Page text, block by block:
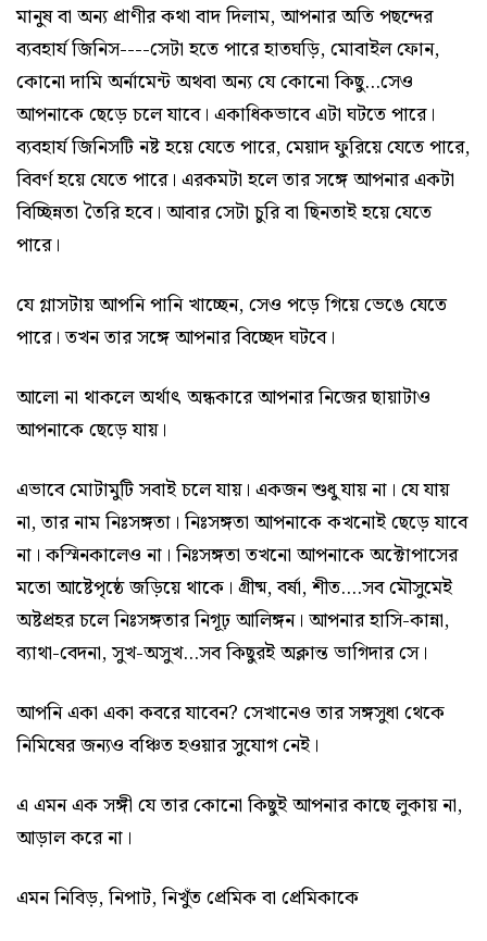
মানুষ বা অন্য প্রাণীর কথা বাদ দিলাম, আপনার অতি পছন্দের
ব্যবহার্য জিনিস----সেটা হতে পারে হাতঘড়ি, মোবাইল ফোন,
কোনো দামি অর্নামেন্ট অথবা অন্য যে কোনো কিছু...সেও
আপনাকে ছেড়ে চলে যাবে। একাধিকভাবে এটা ঘটতে পারে।
ব্যবহার্য জিনিসটি নষ্ট হয়ে যেতে পারে, মেয়াদ ফুরিয়ে যেতে পারে,
বিবর্ণ হয়ে যেতে পারে। এরকমটা হলে তার সঙ্গে আপনার একটা
বিচ্ছিন্নতা তৈরি হবে। আবার সেটা চুরি বা ছিনতাই হয়ে যেতে
পারে।
যে গ্লাসটায় আপনি পানি খাচ্ছেন, সেও পড়ে গিয়ে ভেঙে যেতে
পারে। তখন তার সঙ্গে আপনার বিচ্ছেদ ঘটবে।
আলো না থাকলে অর্থাৎ অন্ধকারে আপনার নিজের ছায়াটাও
আপনাকে ছেড়ে যায়।
এভাবে মোটামুটি সবাই চলে যায়। একজন শুধু যায় না। যে যায়
না, তার নাম নিঃসঙ্গতা। নিঃসঙ্গতা আপনাকে কখনোই ছেড়ে যাবে
না। কস্মিনকালেও না। নিঃসঙ্গতা তখনো আপনাকে অক্টোপাসের
মতো আষ্টেপৃষ্ঠে জড়িয়ে থাকে। গ্রীষ্ম, বর্ষা, শীত....সব মৌসুমেই
অষ্টপ্রহর চলে নিঃসঙ্গতার নিগূঢ় আলিঙ্গন। আপনার হাসি-কান্না,
ব্যাথা-বেদনা, সুখ-অসুখ...সব কিছুরই অক্লান্ত ভাগিদার সে।
আপনি একা একা কবরে যাবেন? সেখানেও তার সঙ্গসুধা থেকে
নিমিষের জন্যও বঞ্চিত হওয়ার সুযোগ নেই।
এ এমন এক সঙ্গী যে তার কোনো কিছুই আপনার কাছে লুকায় না,
আড়াল করে না।
এমন নিবিড়, নিপাট, নিখুঁত প্রেমিক বা প্রেমিকাকে